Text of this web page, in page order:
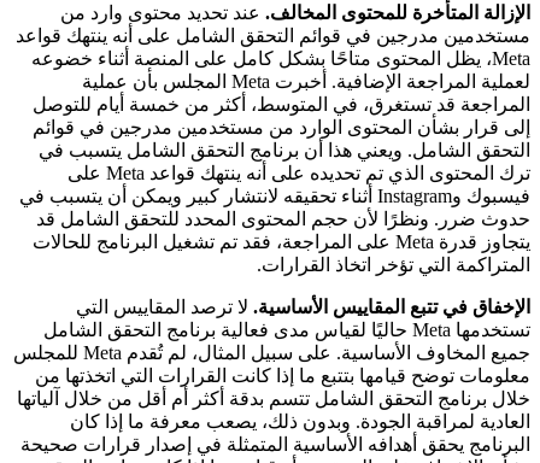
الإزالة المتأخرة للمحتوى المخالف. عند تحديد محتوى وارد من
مستخدمين مدرجين في قوائم التحقق الشامل على أنه ينتهك قواعد
Meta، يظل المحتوى متاحًا بشكل كامل على المنصة أثناء خضوعه
لعملية المراجعة الإضافية. أخبرت Meta المجلس بأن عملية
المراجعة قد تستغرق، في المتوسط، أكثر من خمسة أيام للتوصل
إلى قرار بشأن المحتوى الوارد من مستخدمين مدرجين في قوائم
التحقق الشامل. ويعني هذا أن برنامج التحقق الشامل يتسبب في
ترك المحتوى الذي تم تحديده على أنه ينتهك قواعد Meta على
فيسبوك وInstagram أثناء تحقيقه لانتشار كبير ويمكن أن يتسبب في
حدوث ضرر. ونظرًا لأن حجم المحتوى المحدد للتحقق الشامل قد
يتجاوز قدرة Meta على المراجعة، فقد تم تشغيل البرنامج للحالات
المتراكمة التي تؤخر اتخاذ القرارات.
الإخفاق في تتبع المقاييس الأساسية. لا ترصد المقاييس التي
تستخدمها Meta حاليًا لقياس مدى فعالية برنامج التحقق الشامل
جميع المخاوف الأساسية. على سبيل المثال، لم تُقدم Meta للمجلس
معلومات توضح قيامها بتتبع ما إذا كانت القرارات التي اتخذتها من
خلال برنامج التحقق الشامل تتسم بدقة أكثر أم أقل من خلال آلياتها
العادية لمراقبة الجودة. وبدون ذلك، يصعب معرفة ما إذا كان
البرنامج يحقق أهدافه الأساسية المتمثلة في إصدار قرارات صحيحة